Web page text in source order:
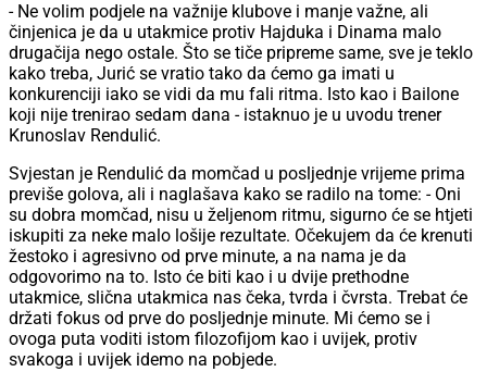
- Ne volim podjele na važnije klubove i manje važne, ali
činjenica je da u utakmice protiv Hajduka i Dinama malo
drugačija nego ostale. Što se tiče pripreme same, sve je teklo
kako treba, Jurić se vratio tako da ćemo ga imati u
konkurenciji iako se vidi da mu fali ritma. Isto kao i Bailone
koji nije trenirao sedam dana - istaknuo je u uvodu trener
Krunoslav Rendulić.
Svjestan je Rendulić da momčad u posljednje vrijeme prima
previše golova, ali i naglašava kako se radilo na tome: - Oni
su dobra momčad, nisu u željenom ritmu, sigurno će se htjeti
iskupiti za neke malo lošije rezultate. Očekujem da će krenuti
žestoko i agresivno od prve minute, a na nama je da
odgovorimo na to. Isto će biti kao i u dvije prethodne
utakmice, slična utakmica nas čeka, tvrda i čvrsta. Trebat će
držati fokus od prve do posljednje minute. Mi ćemo se i
ovoga puta voditi istom filozofijom kao i uvijek, protiv
svakoga i uvijek idemo na pobjede.